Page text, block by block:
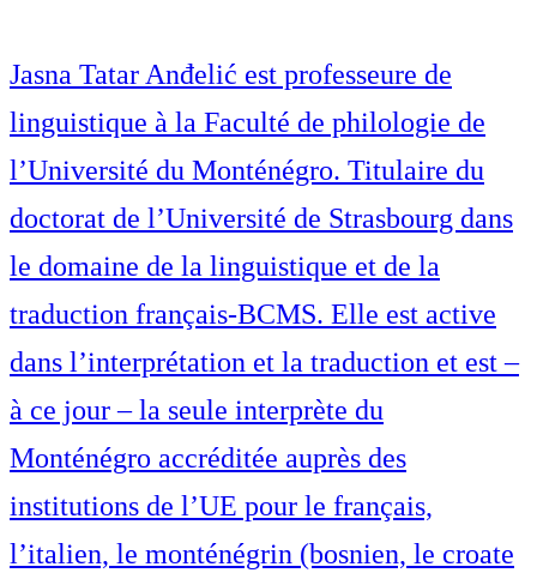
Jasna Tatar Anđelić est professeure de
linguistique à la Faculté de philologie de
l’Université du Monténégro. Titulaire du
doctorat de l’Université de Strasbourg dans
le domaine de la linguistique et de la
traduction français-BCMS. Elle est active
dans l’interprétation et la traduction et est –
à ce jour – la seule interprète du
Monténégro accréditée auprès des
institutions de l’UE pour le français,
l’italien, le monténégrin (bosnien, le croate